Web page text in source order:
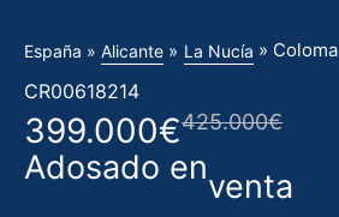
España » Alicante » La Nucía » Coloma
CR00618214
399.000€425.000€
Adosado enventa